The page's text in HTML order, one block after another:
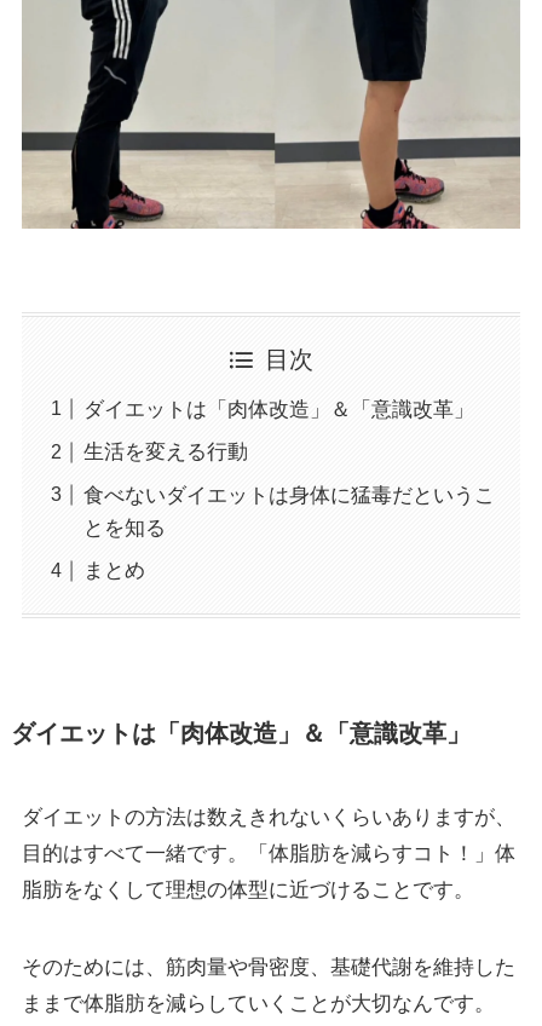
目次
ダイエットは「肉体改造」＆「意識改革」
生活を変える行動
食べないダイエットは身体に猛毒だというこ
とを知る
まとめ
ダイエットは「肉体改造」＆「意識改革」
ダイエットの方法は数えきれないくらいありますが、
目的はすべて一緒です。「体脂肪を減らすコト！」体
脂肪をなくして理想の体型に近づけることです。
そのためには、筋肉量や骨密度、基礎代謝を維持した
ままで体脂肪を減らしていくことが大切なんです。